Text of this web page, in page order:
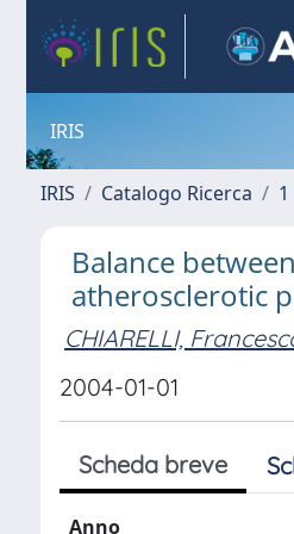
IRIS
IRIS Catalogo Ricerca
Balance
atherosclerotic
CHIARELLI,
2004-01-01
Scheda breve
Anno